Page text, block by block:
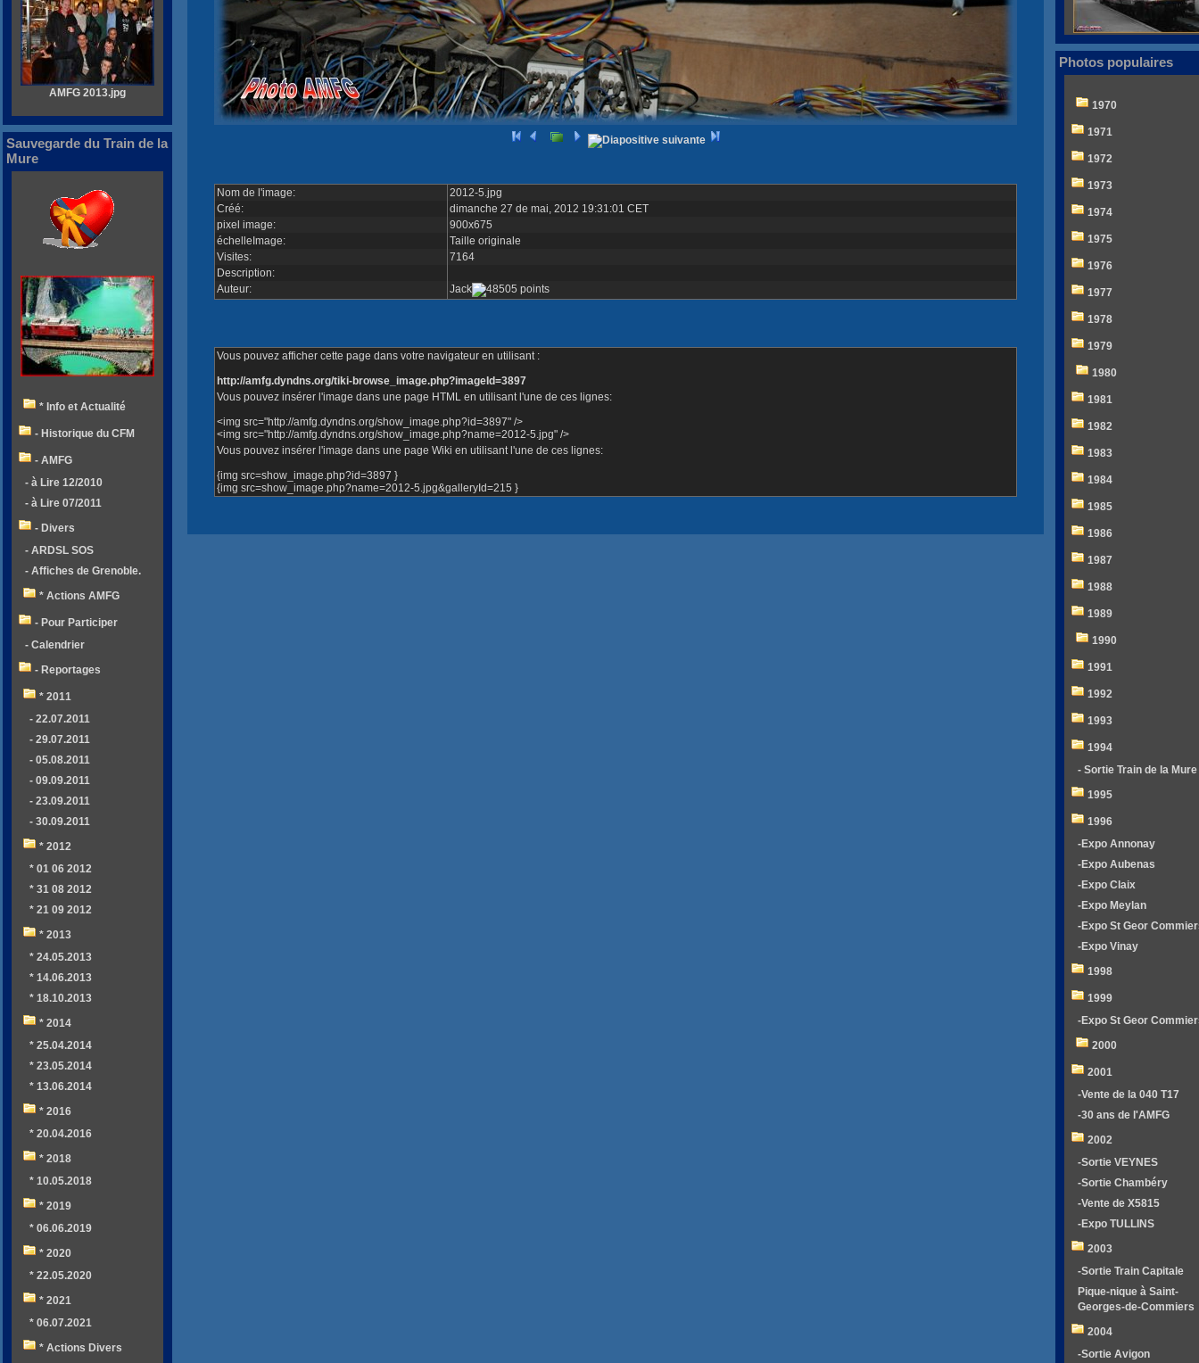
Nom de l'image:
2012-5.jpg
Créé:
dimanche 27 de mai, 2012 19:31:01 CET
pixel image:
900x675
échelleImage:
Taille originale
Visites:
7164
Description:
Auteur:
Jack
Vous pouvez afficher cette page dans votre navigateur en utilisant :
http://amfg.dyndns.org/tiki-browse_image.php?imageId=3897
Vous pouvez insérer l'image dans une page HTML en utilisant l'une de ces lignes:
<img src="http://amfg.dyndns.org/show_image.php?id=3897" />
<img src="http://amfg.dyndns.org/show_image.php?name=2012-5.jpg" />
Vous pouvez insérer l'image dans une page Wiki en utilisant l'une de ces lignes:
{img src=show_image.php?id=3897 }
{img src=show_image.php?name=2012-5.jpg&galleryId=215 }
AMFG 2013.jpg
Sauvegarde du Train de la
Mure
* Info et Actualité
- Historique du CFM
- AMFG
- à Lire 12/2010
- à Lire 07/2011
- Divers
- ARDSL SOS
- Affiches de Grenoble.
* Actions AMFG
- Pour Participer
- Calendrier
- Reportages
* 2011
- 22.07.2011
- 29.07.2011
- 05.08.2011
- 09.09.2011
- 23.09.2011
- 30.09.2011
* 2012
* 01 06 2012
* 31 08 2012
* 21 09 2012
* 2013
* 24.05.2013
* 14.06.2013
* 18.10.2013
* 2014
* 25.04.2014
* 23.05.2014
* 13.06.2014
* 2016
* 20.04.2016
* 2018
* 10.05.2018
* 2019
* 06.06.2019
* 2020
* 22.05.2020
* 2021
* 06.07.2021
* Actions Divers
Photos populaires
1970
1971
1972
1973
1974
1975
1976
1977
1978
1979
1980
1981
1982
1983
1984
1985
1986
1987
1988
1989
1990
1991
1992
1993
1994
- Sortie Train de la Mure
1995
1996
-Expo Annonay
-Expo Aubenas
-Expo Claix
-Expo Meylan
-Expo St Geor
-Expo Vinay
1998
1999
-Expo St Geor
2000
2001
-Vente de la 040 T17
-30 ans de l'AMFG
2002
-Sortie VEYNES
-Sortie Chambéry
-Vente de X5815
-Expo TULLINS
2003
-Sortie Train Capitale
Pique-nique à Saint-
Georges-de-Commiers
2004
-Sortie Avigon